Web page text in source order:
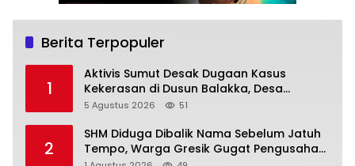
Berita Terpopuler
1
Aktivis Sumut Desak Dugaan Kasus
Kekerasan di Dusun Balakka, Desa
Gunung Malintang Diusut Tuntas
5 Agustus 2026 51
2
SHM Diduga Dibalik Nama Sebelum Jatuh
Tempo, Warga Gresik Gugat Pengusaha